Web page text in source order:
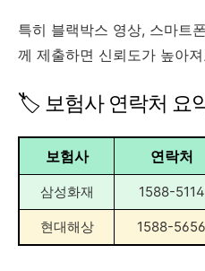
특히 블랙박스 영상, 스마트
께 제출하면 신뢰도가 높아
🏷 보험사 연락처 요
보험사 연락처
삼성화재 1588-5114
현대해상 1588-5656